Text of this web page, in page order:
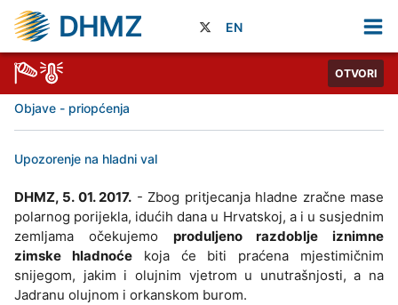
DHMZ EN
OTVORI
Objave - priopćenja
Upozorenje na hladni val
DHMZ, 5. 01. 2017. - Zbog pritjecanja hladne zračne mase
polarnog porijekla, idućih dana u Hrvatskoj, a i u susjednim
zemljama očekujemo produljeno razdoblje iznimne
zimske hladnoćekoja će biti praćena mjestimičnim
snijegom, jakim i olujnim vjetrom u unutrašnjosti, a na
Jadranu olujnom i orkanskom burom.